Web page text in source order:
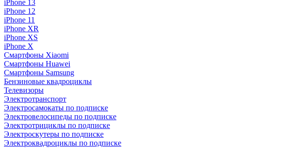
iPhone 13
iPhone 12
iPhone 11
iPhone XR
iPhone XS
iPhone X
Смартфоны Xiaomi
Смартфоны Huawei
Смартфоны Samsung
Бензиновые квадроциклы
Телевизоры
Электротранспорт
Электросамокаты по подписке
Электровелосипеды по подписке
Электротрициклы по подписке
Электроскутеры по подписке
Электроквадроциклы по подписке